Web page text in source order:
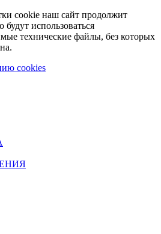
cookie наш сайт продолжит
использоваться
технические файлы, без которых
cookies